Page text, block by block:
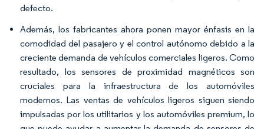
defecto.
Además, los fabricantes ahora ponen mayor énfasis en la
comodidad del pasajero y el control autónomo debido a la
creciente demanda de vehículos comerciales ligeros. Como
resultado, los sensores de proximidad magnéticos son
cruciales para la infraestructura de los automóviles
modernos. Las ventas de vehículos ligeros siguen siendo
impulsadas por los utilitarios y los automóviles premium, lo